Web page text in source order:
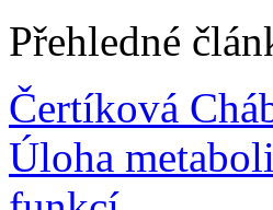
Přehledné
Čertíková
Úloha